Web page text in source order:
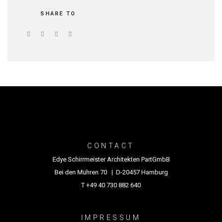
SHARE TO
CONTACT
Edye Schirrmeister Architekten PartGmbB
Bei den Mühren 70 | D-20457 Hamburg
T +49 40 730 882 640
IMPRESSUM